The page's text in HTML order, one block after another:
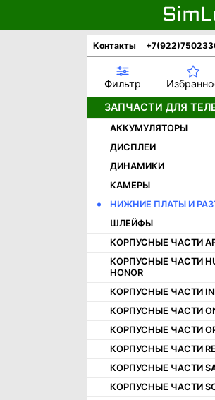
Контакты
Фильтр
ЗАПЧАСТИ ДЛЯ
АККУМУЛЯТОРЫ
ДИСПЛЕИ
ДИНАМИКИ
КАМЕРЫ
НИЖНИЕ ПЛАТЫ И
ШЛЕЙФЫ
КОРПУСНЫЕ ЧАСТИ
КОРПУСНЫЕ ЧАСТИ
HONOR
КОРПУСНЫЕ ЧАСТИ
КОРПУСНЫЕ ЧАСТИ
КОРПУСНЫЕ ЧАСТИ
КОРПУСНЫЕ ЧАСТИ
КОРПУСНЫЕ ЧАСТИ
КОРПУСНЫЕ ЧАСТИ